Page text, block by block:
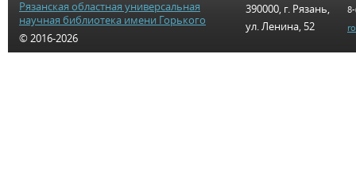
Рязанская областная универсальная
научная библиотека имени Горького
© 2016-2026
390000, г. Рязань,
ул. Ленина, 52